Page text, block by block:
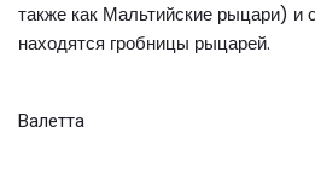
также как Мальтийские рыцари) и
находятся гробницы рыцарей.
Валетта